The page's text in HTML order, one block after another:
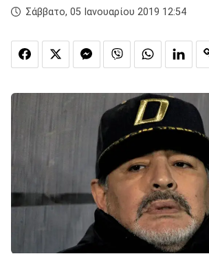
Σάββατο, 05 Ιανουαρίου 2019 12:54